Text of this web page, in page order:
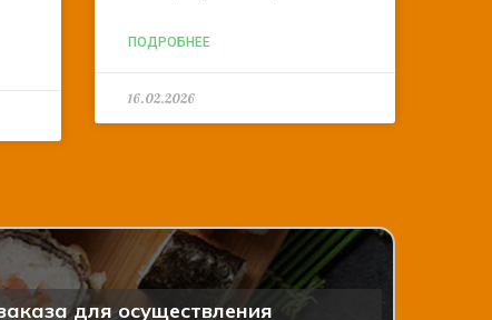
ПОДРОБНЕЕ
16.02.2026
для осуществления